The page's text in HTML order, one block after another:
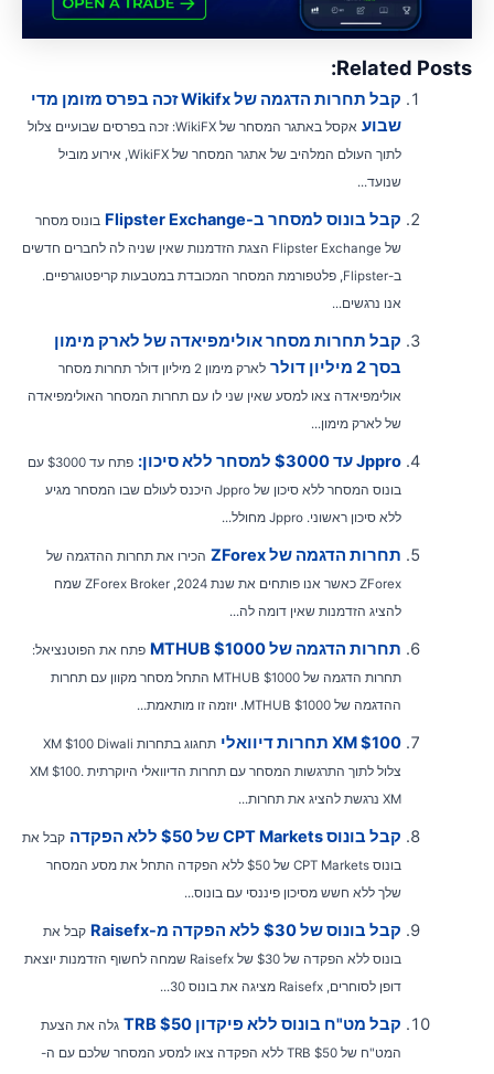
Related
קבל תחרות הדגמה של Wikifx זכה בפרס מזומן מדי
שבוע
אקסל באתגר המסחר של WikiFX: זכה בפרסים שבועיים צלול
לתוך העולם המלהיב של אתגר המסחר של WikiFX, אירוע מוביל
שנועד...
קבל בונוס למסחר ב-Flipster Exchange
בונוס מסחר
של Flipster Exchange הצגת הזדמנות שאין שניה לה לחברים חדשים
ב-Flipster, פלטפורמת המסחר המכובדת במטבעות קריפטוגרפיים.
אנו נרגשים...
קבל תחרות מסחר אולימפיאדה של לארק מימון
בסך 2 מיליון דולר
לארק מימון 2 מיליון דולר תחרות מסחר
אולימפיאדה צאו למסע שאין שני לו עם תחרות המסחר האולימפיאדה
של לארק מימון...
Jppro עד $3000 למסחר ללא סיכון:
פתח עד $3000 עם
בונוס המסחר ללא סיכון של Jppro היכנס לעולם שבו המסחר מגיע
ללא סיכון ראשוני. Jppro מחולל...
תחרות הדגמה של ZForex
הכירו את תחרות ההדגמה של
ZForex כאשר אנו פותחים את שנת 2024, ZForex Broker שמח
להציג הזדמנות שאין דומה לה...
תחרות הדגמה של MTHUB $1000
פתח את הפוטנציאל:
תחרות הדגמה של MTHUB $1000 התחל מסחר מקוון עם תחרות
ההדגמה של MTHUB $1000. יוזמה זו מותאמת...
XM $100 תחרות דיוואלי
תחגוג בתחרות XM $100 Diwali
צלול לתוך התרגשות המסחר עם תחרות הדיוואלי היוקרתית XM $100.
קבל בונוס CPT Markets של $50 ללא הפקדה
קבל את
בונוס CPT Markets של $50 ללא הפקדה התחל את מסע המסחר
שלך ללא חשש מסיכון פיננסי עם בונוס...
קבל בונוס של $30 ללא הפקדה מ-Raisefx
קבל את
בונוס ללא הפקדה של $30 של Raisefx שמחה לחשוף הזדמנות יוצאת
דופן לסוחרים, Raisefx מציגה את בונוס 30...
קבל מט"ח בונוס ללא פיקדון TRB $50
גלה את הצעת
המט"ח של TRB $50 ללא הפקדה צאו למסע המסחר שלכם עם ה-